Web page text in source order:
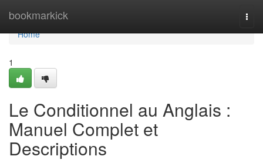
bookmarkick
Home
Home
1
Le Conditionnel au Anglais :
Manuel Complet et
Descriptions